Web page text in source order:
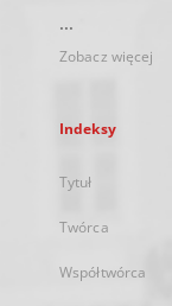
...
Zobacz więcej
Indeksy
Tytuł
Twórca
Współtwórca